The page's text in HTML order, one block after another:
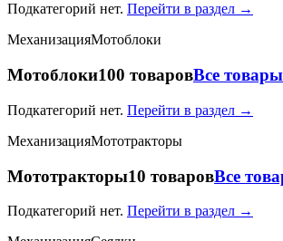
Подкатегорий нет. Перейти в раздел →
МеханизацияМотоблоки
Мотоблоки100 товаровВсе
Подкатегорий нет. Перейти в раздел →
МеханизацияМототракторы
Мототракторы10 товаровВсе
Подкатегорий нет. Перейти в раздел →